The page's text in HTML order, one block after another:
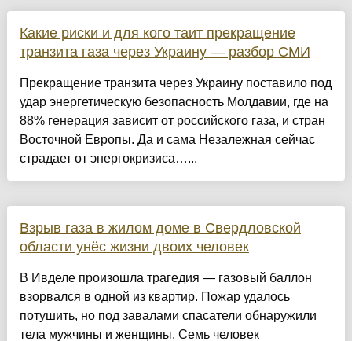
Какие риски и для кого таит прекращение
транзита газа через Украину — разбор СМИ
Прекращение транзита через Украину поставило под
удар энергетическую безопасность Молдавии, где на
88% генерация зависит от российского газа, и стран
Восточной Европы. Да и сама Незалежная сейчас
страдает от энергокризиса…...
Взрыв газа в жилом доме в Свердловской
области унёс жизни двоих человек
В Ивделе произошла трагедия — газовый баллон
взорвался в одной из квартир. Пожар удалось
потушить, но под завалами спасатели обнаружили
тела мужчины и женщины. Семь человек